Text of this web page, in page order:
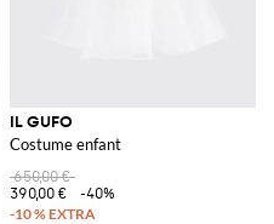
IL GUFO
Costume enfant
650,00 €
390,00 €
-40%